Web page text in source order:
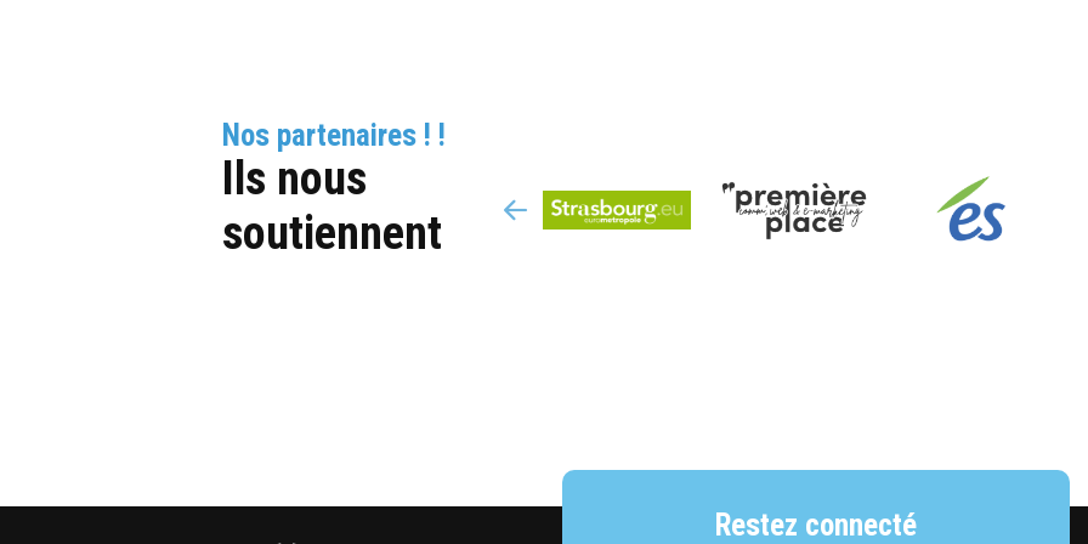
Nos partenaires ! !
Ils nous
soutiennentCaisse d'épargne Strasbourg Eurométropole
Restez connecté